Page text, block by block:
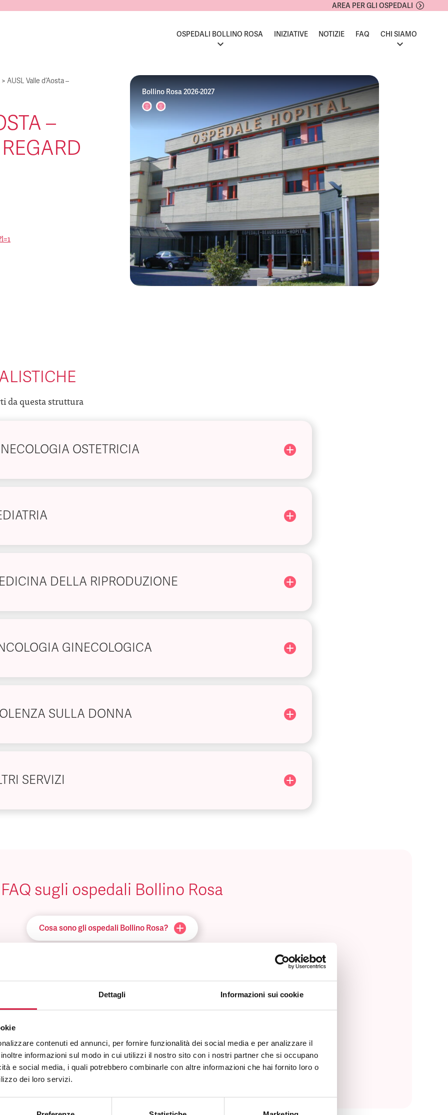
Dettagli Informazioni sui cookie
contenuti ed annunci, per fornire funzionalità dei social media e per analizzare il
informazioni sul modo in cui utilizzi il nostro sito con i nostri partner che si occupano
e social media, i quali potrebbero combinarle con altre informazioni che hai fornito loro o
dei loro servizi.
AREA PER GLI OSPEDALI
OSPEDALI BOLLINO ROSA INIZIATIVE NOTIZIE FAQ CHI SIAMO
> AUSL Valle d’Aosta –
–
Bollino Rosa 2026-2027
da questa struttura
OSTETRICIA
DELLA RIPRODUZIONE
GINECOLOGICA
SULLA DONNA
SERVIZI
FAQ sugli ospedali Bollino Rosa
Cosa sono gli ospedali Bollino Rosa?
Come riconosco un ospedale Bollino Rosa?
posso utilizzare i servizi offerti dall’ospedale Bollino Rosa?
Quali sono i vantaggi per la popolazione?